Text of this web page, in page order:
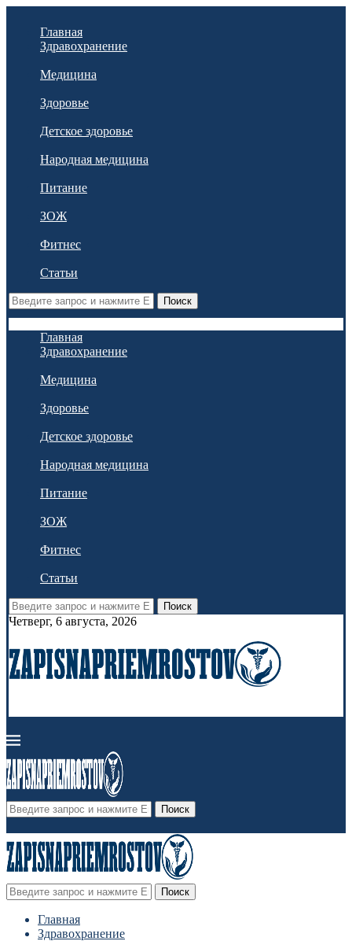
Главная
Здравохранение
Медицина
Здоровье
Детское здоровье
Народная медицина
Питание
ЗОЖ
Фитнес
Статьи
Поиск
Главная
Здравохранение
Медицина
Здоровье
Детское здоровье
Народная медицина
Питание
ЗОЖ
Фитнес
Статьи
Поиск
Четверг, 6 августа, 2026
Поиск
Поиск
Главная
Здравохранение